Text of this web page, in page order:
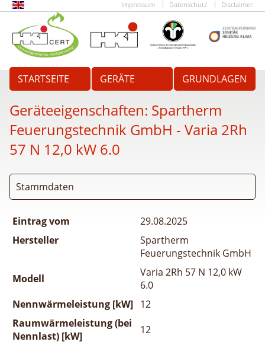
Impressum Datenschutz Disclaimer
STARTSEITE GERÄTE GRUNDLAGEN
Geräteeigenschaften: Spartherm
Feuerungstechnik GmbH - Varia 2Rh
57 N 12,0 kW 6.0
Stammdaten
Eintrag vom
29.08.2025
Hersteller
Spartherm
Feuerungstechnik GmbH
Modell
Varia 2Rh 57 N 12,0 kW
6.0
Nennwärmeleistung [kW] 12
Raumwärmeleistung (bei
Nennlast) [kW]
12